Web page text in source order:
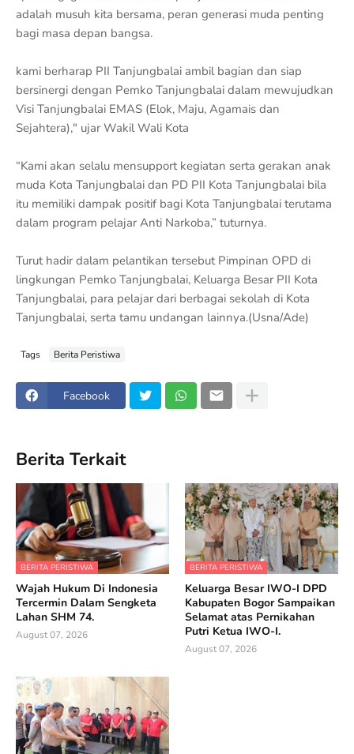
adalah musuh kita bersama, peran generasi muda penting
bagi masa depan bangsa.
kami berharap PII Tanjungbalai ambil bagian dan siap
bersinergi dengan Pemko Tanjungbalai dalam mewujudkan
Visi Tanjungbalai EMAS (Elok, Maju, Agamais dan
Sejahtera)," ujar Wakil Wali Kota
“Kami akan selalu mensupport kegiatan serta gerakan anak
muda Kota Tanjungbalai dan PD PII Kota Tanjungbalai bila
itu memiliki dampak positif bagi Kota Tanjungbalai terutama
dalam program pelajar Anti Narkoba,” tuturnya.
Turut hadir dalam pelantikan tersebut Pimpinan OPD di
lingkungan Pemko Tanjungbalai, Keluarga Besar PII Kota
Tanjungbalai, para pelajar dari berbagai sekolah di Kota
Tanjungbalai, serta tamu undangan lainnya.(Usna/Ade)
Tags Berita Peristiwa
Facebook
Berita Terkait
BERITA PERISTIWA
Wajah Hukum Di Indonesia
Tercermin Dalam Sengketa
Lahan SHM 74.
August 07, 2026
BERITA PERISTIWA
Keluarga Besar IWO-I DPD
Kabupaten Bogor Sampaikan
Selamat atas Pernikahan
Putri Ketua IWO-I.
August 07, 2026